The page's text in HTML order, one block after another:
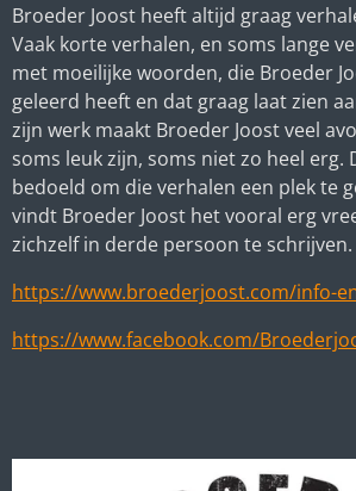
Broeder Joost heeft altijd graag
Vaak korte verhalen, en soms lange
met moeilijke woorden, die Broeder
geleerd heeft en dat graag laat zien
zijn werk maakt Broeder Joost veel
soms leuk zijn, soms niet zo heel erg.
bedoeld om die verhalen een plek te
vindt Broeder Joost het vooral erg
zichzelf in derde persoon te schrijven.
https://www.broederjoost.com/info-
https://www.facebook.com/